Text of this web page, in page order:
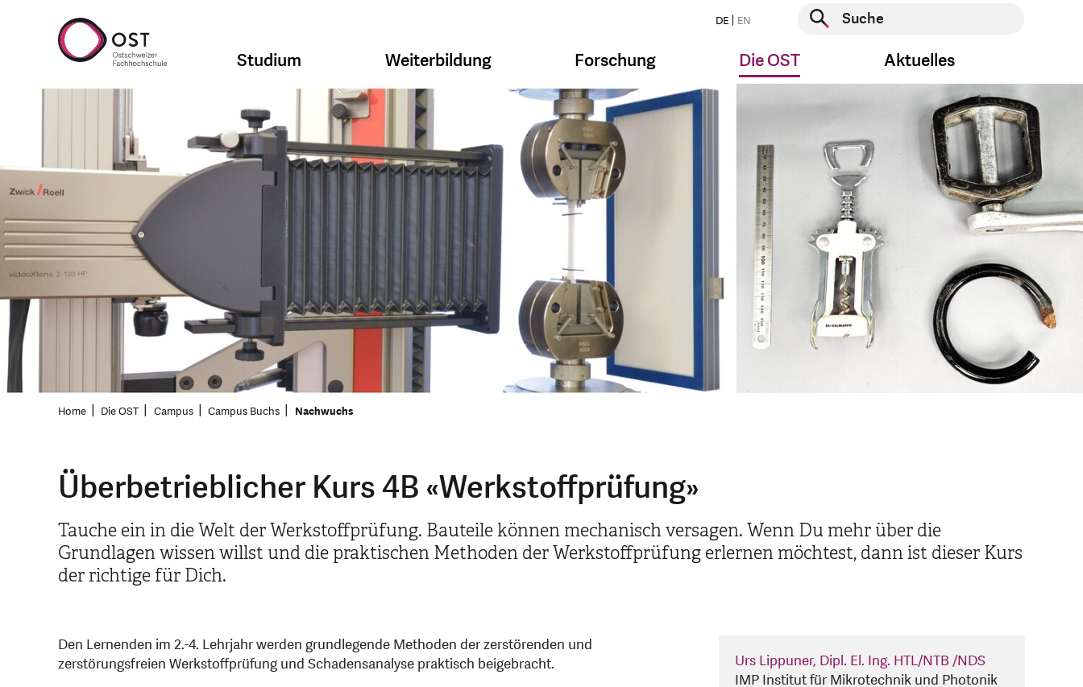
DE EN
Suche starten
Studium Weiterbildung Forschung Die OST Aktuelles
Home Die OST Campus Campus Buchs Nachwuchs
Überbetrieblicher Kurs 4B «Werkstoffprüfung»
Tauche ein in die Welt der Werkstoffprüfung. Bauteile können mechanisch versagen. Wenn Du mehr über die
Grundlagen wissen willst und die praktischen Methoden der Werkstoffprüfung erlernen möchtest, dann ist dieser Kurs
der richtige für Dich.
Den Lernenden im 2.-4. Lehrjahr werden grundlegende Methoden der zerstörenden und
zerstörungsfreien Werkstoffprüfung und Schadensanalyse praktisch beigebracht.
Urs Lippuner, Dipl. El. Ing. HTL/NTB /NDS
IMP Institut für Mikrotechnik und Photonik